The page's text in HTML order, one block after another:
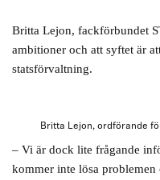
2016: Riksrevisionen: Bland
myndigheten vars uppdrag
politiska skandalen i
2015: Sjöfartsverket:
tillverkaren Augusta
Handlade om brott mot
Britta Lejon, fackförbundet
ambitioner och att syftet är
statsförvaltning.
Britta Lejon, ordförande
– Vi är dock lite frågande
kommer inte lösa